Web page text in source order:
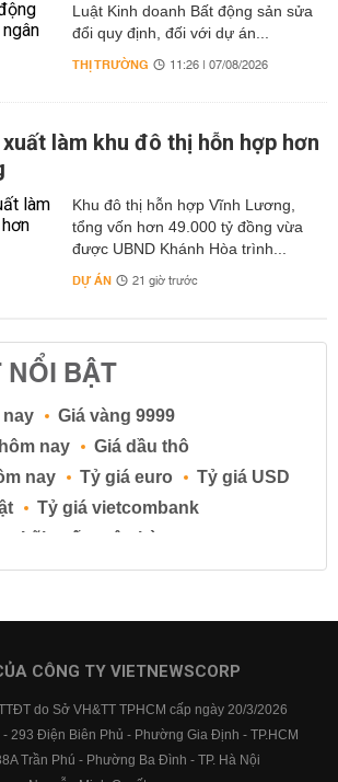
Luật Kinh doanh Bất động sản sửa
đổi quy định, đối với dự án...
THỊ TRƯỜNG 11:26 | 07/08/2026
làm khu đô thị hỗn hợp hơn
Khu đô thị hỗn hợp Vĩnh Lương,
tổng vốn hơn 49.000 tỷ đồng vừa
được UBND Khánh Hòa trình...
DỰ ÁN 21 giờ trước
BẬT
nay
Giá vàng 9999
nay
Giá dầu thô
nay
Tỷ giá euro
Tỷ giá USD
Tỷ giá vietcombank
Lãi suất ngân hàng
Lãi suất tiền gửi
BIDV
Vietcombank
CÔNG TY VIETNEWSCORP
do Sở VH&TT TPHCM cấp ngày 20/3/2026
293 Điện Biên Phủ - Phường Gia Định - TP.HCM
Trần Phú - Phường Ba Đình - TP. Hà Nội